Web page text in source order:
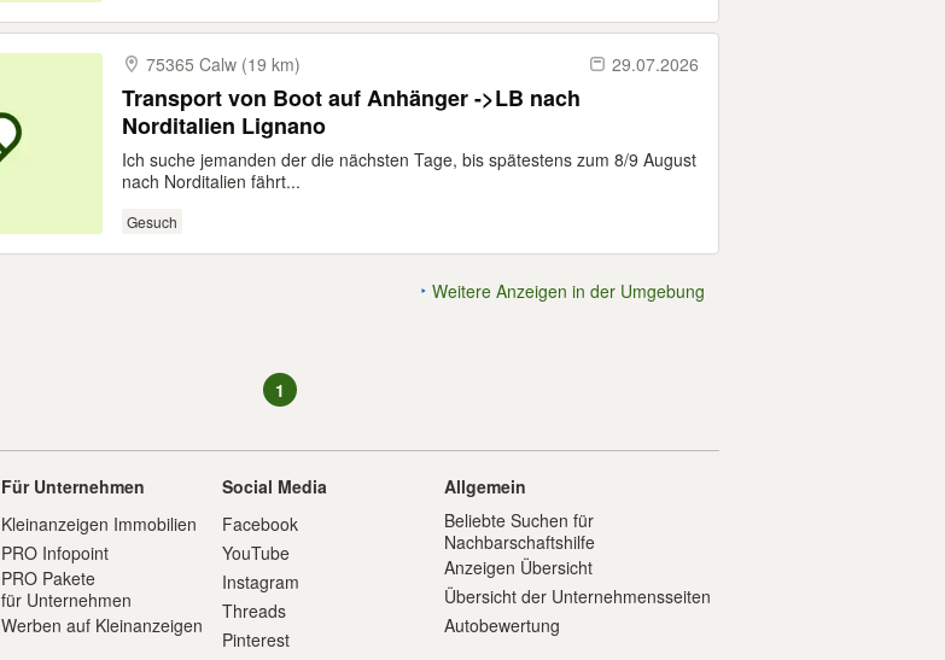
75365 Calw (19 km) 29.07.2026
Transport von Boot auf Anhänger ->LB nach
Norditalien Lignano
Ich suche jemanden der die nächsten Tage, bis spätestens zum 8/9 August
nach Norditalien fährt...
Gesuch
Weitere Anzeigen in der Umgebung
1
Für Unternehmen
Kleinanzeigen Immobilien
PRO Infopoint
PRO Pakete
für Unternehmen
Werben auf Kleinanzeigen
Social Media
Facebook
YouTube
Instagram
Threads
Pinterest
Allgemein
Beliebte Suchen für
Nachbarschaftshilfe
Anzeigen Übersicht
Übersicht der Unternehmensseiten
Autobewertung